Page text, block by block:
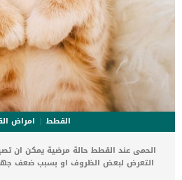
القطط
امراض
الحمى عند القطط حالة مرضية يمكن ان
التعرض لبعض الظروف او بسبب ضعف جهاز